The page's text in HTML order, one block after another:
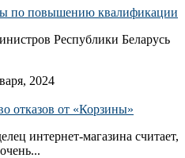
по повышению квалификации
Республики Беларусь
2024
отказов от «Корзины»
интернет-магазина считает,